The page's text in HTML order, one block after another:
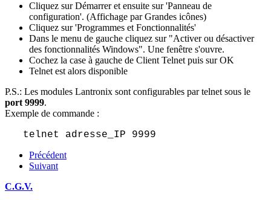
Cliquez sur Démarrer et ensuite sur 'Panneau de
configuration'. (Affichage par Grandes icônes)
Cliquez sur 'Programmes et Fonctionnalités'
Dans le menu de gauche cliquez sur "Activer ou désactiver
des fonctionnalités Windows". Une fenêtre s'ouvre.
Cochez la case à gauche de Client Telnet puis sur OK
Telnet est alors disponible
P.S.: Les modules Lantronix sont configurables par telnet sous le
port 9999.
Exemple de commande :
telnet adresse_IP 9999
Précédent
Suivant
C.G.V.